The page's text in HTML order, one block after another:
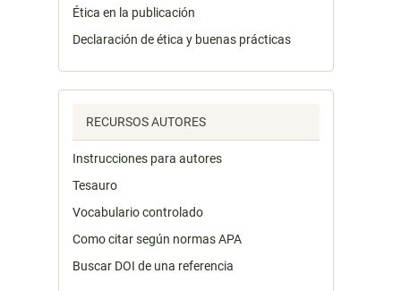
Ética en la publicación
Declaración de ética y buenas prácticas
RECURSOS AUTORES
Instrucciones para autores
Tesauro
Vocabulario controlado
Como citar según normas APA
Buscar DOI de una referencia